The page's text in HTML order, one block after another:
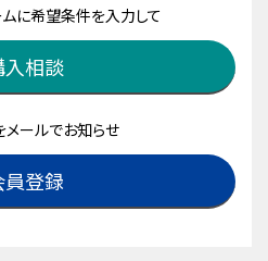
に希望条件を入力して
入相談
ールでお知らせ
員登録